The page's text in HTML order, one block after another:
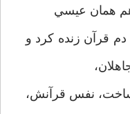
هم همان عيسي
قرآن زنده کرد و
نفس قرآنش،